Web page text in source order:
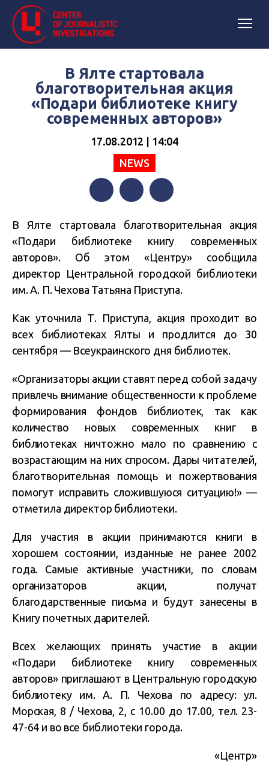
В Ялте стартовала
благотворительная акция
«Подари библиотеке книгу
современных авторов»
17.08.2012 | 14:04
NEWS
В Ялте стартовала благотворительная акция
«Подари библиотеке книгу современных
авторов». Об этом «Центру» сообщила
директор Центральной городской библиотеки
им. А. П. Чехова Татьяна Приступа.
Как уточнила Т. Приступа, акция проходит во
всех библиотеках Ялты и продлится до 30
сентября — Всеукраинского дня библиотек.
«Организаторы акции ставят перед собой задачу
привлечь внимание общественности к проблеме
формирования фондов библиотек, так как
количество новых современных книг в
библиотеках ничтожно мало по сравнению с
возрастающим на них спросом. Дары читателей,
благотворительная помощь и пожертвования
помогут исправить сложившуюся ситуацию!» —
отметила директор библиотеки.
Для участия в акции принимаются книги в
хорошем состоянии, изданные не ранее 2002
года. Самые активные участники, по словам
организаторов акции, получат
благодарственные письма и будут занесены в
Книгу почетных дарителей.
Всех желающих принять участие в акции
«Подари библиотеке книгу современных
авторов» приглашают в Центральную городскую
библиотеку им. А. П. Чехова по адресу: ул.
Морская, 8 / Чехова, 2, с 10.00 до 17.00, тел. 23-
47-64 и во все библиотеки города.
«Центр»